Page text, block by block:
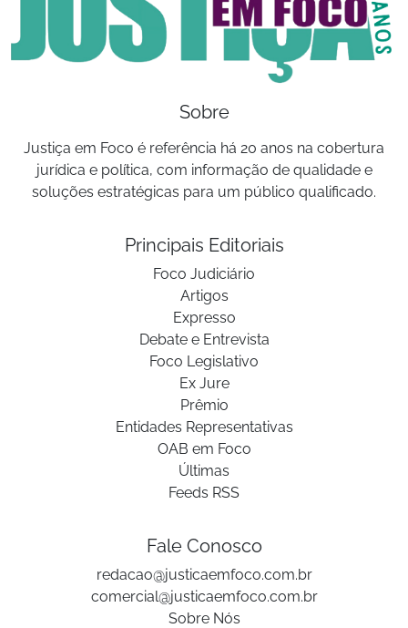
Sobre
Justiça em Foco é referência há 20 anos na cobertura
jurídica e política, com informação de qualidade e
soluções estratégicas para um público qualificado.
Principais Editoriais
Foco Judiciário
Artigos
Expresso
Debate e Entrevista
Foco Legislativo
Ex Jure
Prêmio
Entidades Representativas
OAB em Foco
Últimas
Feeds RSS
Fale Conosco
redacao@justicaemfoco.com.br
comercial@justicaemfoco.com.br
Sobre Nós